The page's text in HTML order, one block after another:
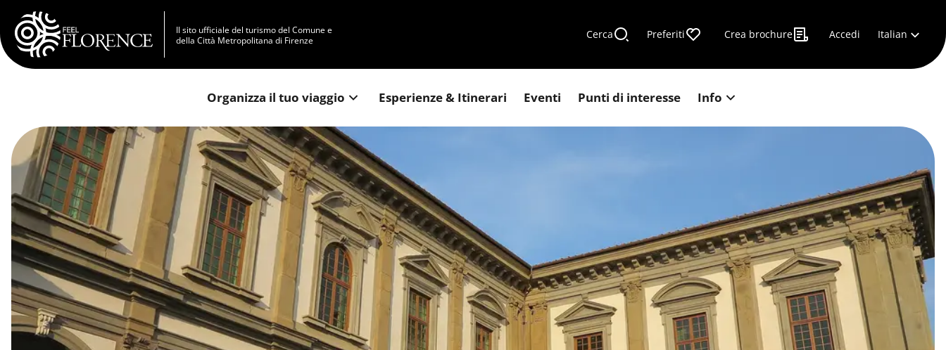
Salta al contenuto principale
Il sito ufficiale del turismo del Comune e
della Città Metropolitana di Firenze
Cerca Preferiti Crea brochure Accedi Italian
Organizza il tuo viaggio Esperienze & Itinerari Eventi Punti di interesse Info